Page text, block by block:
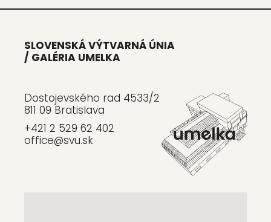
SLOVENSKÁ VÝTVARNÁ ÚNIA
/ GALÉRIA UMELKA
Dostojevského rad 4533/2
811 09 Bratislava
+421 2 529 62 402
office@svu.sk